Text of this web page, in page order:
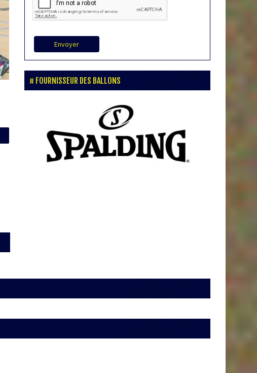
Envoyer
FOURNISSEUR DES BALLONS